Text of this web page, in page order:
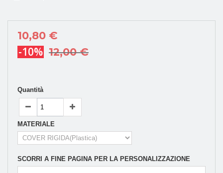
10,80 €
-10% 12,00 €
Quantità
MATERIALE
SCORRI A FINE PAGINA PER LA PERSONALIZZAZIONE